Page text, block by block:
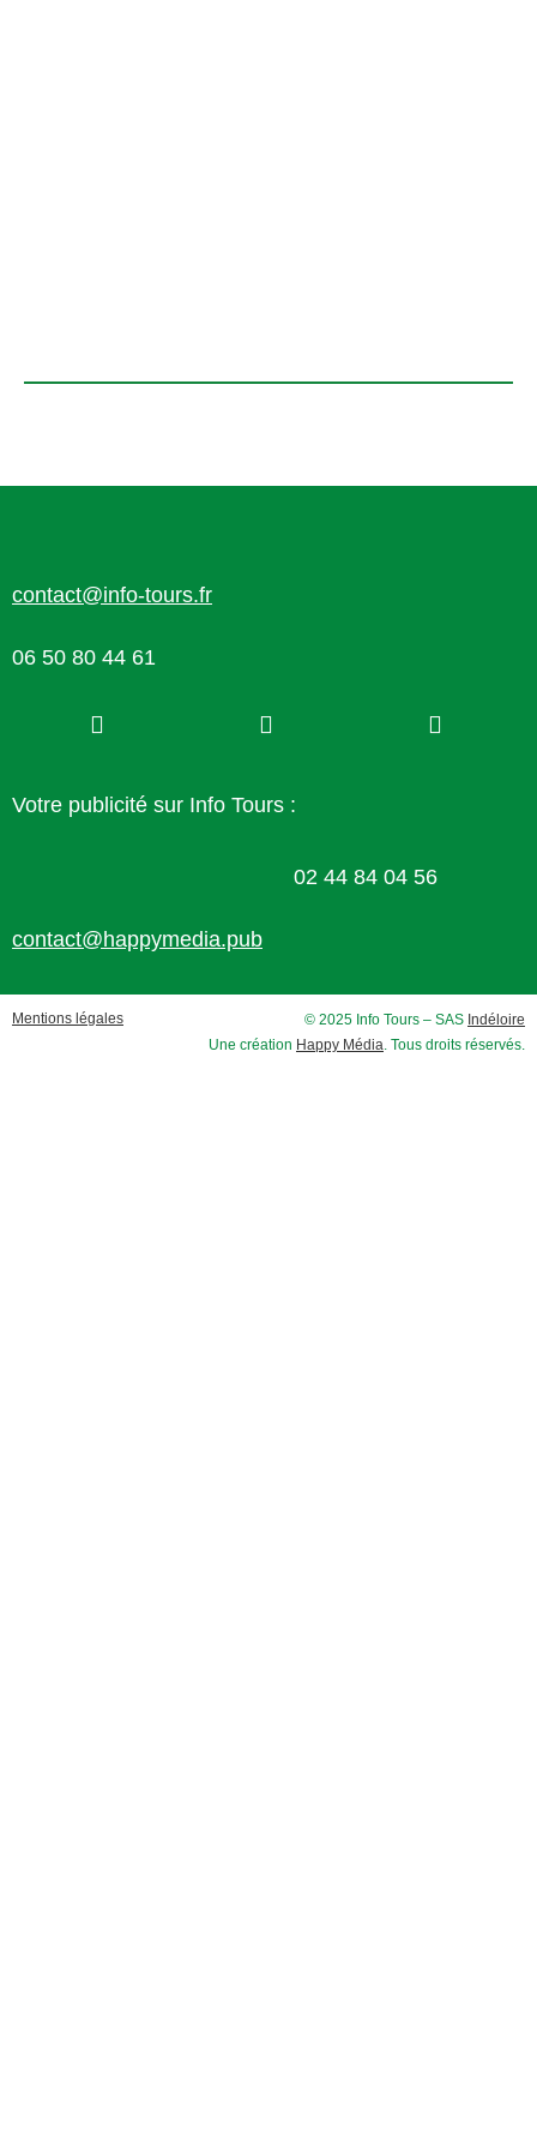
contact@info-tours.fr
06 50 80 44 61
Votre publicité sur Info Tours :
02 44 84 04 56
contact@happymedia.pub
Mentions légales © 2025 Info Tours – SAS Indéloire
Une création Happy Média . Tous droits réservés.